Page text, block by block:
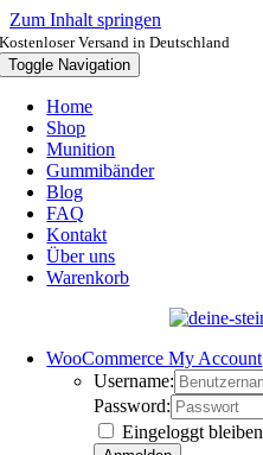
Zum Inhalt springen
Kostenloser Versand in Deutschland
Toggle Navigation
Home
Shop
Munition
Gummibänder
Blog
FAQ
Kontakt
Über uns
Warenkorb
WooCommerce My Account
Username:
Password:
Eingeloggt bleiben